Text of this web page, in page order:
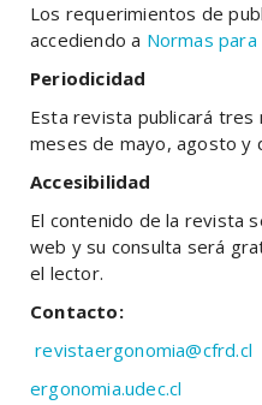
Los requerimientos de
accediendo a Normas
Periodicidad
Esta revista publicará tres
meses de mayo, agosto y
Accesibilidad
El contenido de la revista
web y su consulta será
el lector.
Contacto:
revistaergonomia@cfrd.cl
ergonomia.udec.cl